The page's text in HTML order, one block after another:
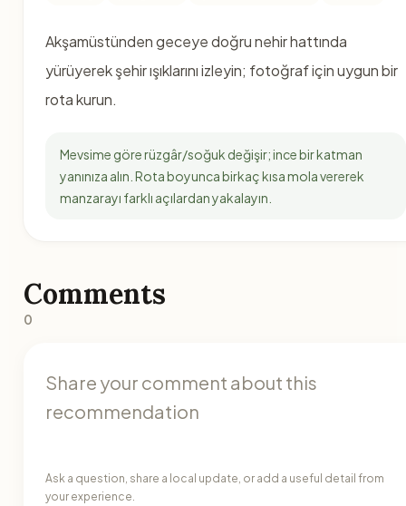
Akşamüstünden geceye doğru nehir hattında
yürüyerek şehir ışıklarını izleyin; fotoğraf için uygun bir
rota kurun.
Mevsime göre rüzgâr/soğuk değişir; ince bir katman
yanınıza alın. Rota boyunca birkaç kısa mola vererek
manzarayı farklı açılardan yakalayın.
Comments
0
Ask a question, share a local update, or add a useful detail from
your experience.